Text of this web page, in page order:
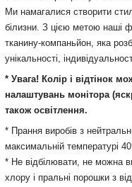
Ми намагалися створити
білизни. З цією метою наші
тканину-компаньйон, яка
унікальності,
* Увага! Колір і відтінок
налаштувань монітора
також освітлення.
* Прання виробів з
максимальній температурі
* Не відбілювати, не можна
хлору і пральні порошки з